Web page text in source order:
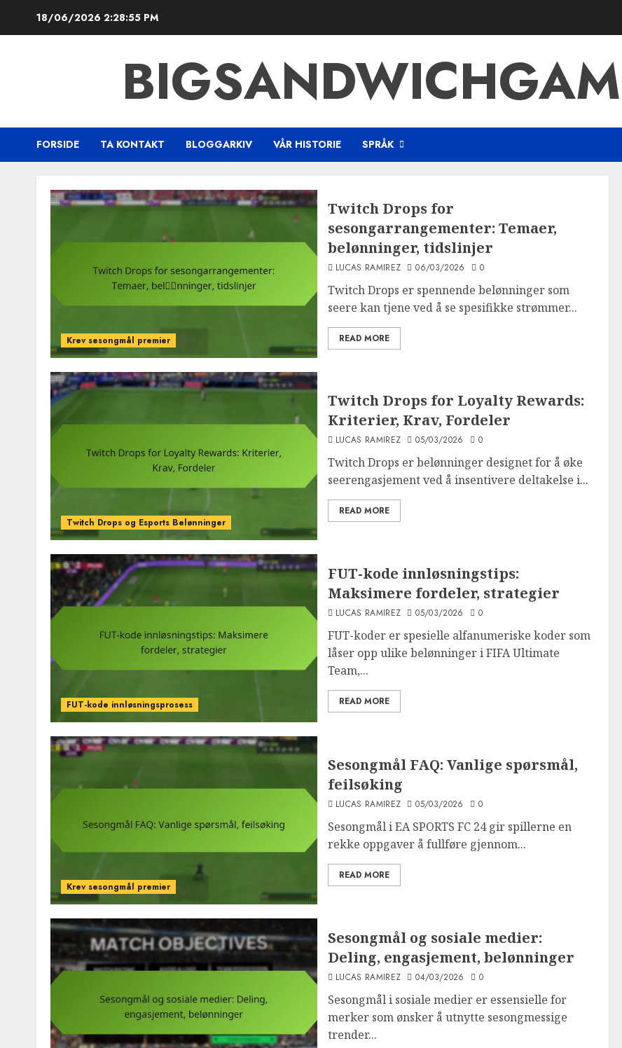
18/06/2026 2:28:56 PM
FORSIDE TA KONTAKT BLOGGARKIV VÅR HISTORIE SPRÅK
Krev sesongmål premier
Twitch Drops for
sesongarrangementer: Temaer,
belønninger, tidslinjer
LUCAS RAMIREZ 06/03/2026 0
Twitch Drops er spennende belønninger som
seere kan tjene ved å se spesifikke strømmer...
READ MORE
Twitch Drops og Esports Belønninger
Twitch Drops for Loyalty Rewards:
Kriterier, Krav, Fordeler
LUCAS RAMIREZ 05/03/2026 0
Twitch Drops er belønninger designet for å øke
seerengasjement ved å insentivere deltakelse i...
READ MORE
FUT-kode innløsningsprosess
FUT-kode innløsningstips:
Maksimere fordeler, strategier
LUCAS RAMIREZ 05/03/2026 0
FUT-koder er spesielle alfanumeriske koder som
låser opp ulike belønninger i FIFA Ultimate
Team,...
READ MORE
Krev sesongmål premier
Sesongmål FAQ: Vanlige spørsmål,
feilsøking
LUCAS RAMIREZ 05/03/2026 0
Sesongmål i EA SPORTS FC 24 gir spillerne en
rekke oppgaver å fullføre gjennom...
READ MORE
Sesongmål og sosiale medier:
Deling, engasjement, belønninger
LUCAS RAMIREZ 04/03/2026 0
Sesongmål i sosiale medier er essensielle for
merker som ønsker å utnytte sesongmessige
trender...